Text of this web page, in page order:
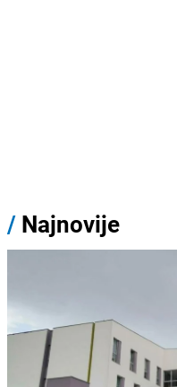
/ Najnovije